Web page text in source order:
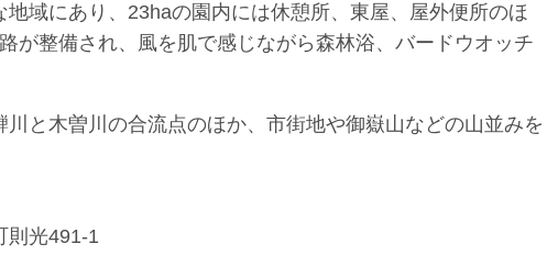
域にあり、23haの園内には休憩所、東屋、屋外便所のほ
が整備され、風を肌で感じながら森林浴、バードウオッチ
川と木曽川の合流点のほか、市街地や御嶽山などの山並みを
則光491-1